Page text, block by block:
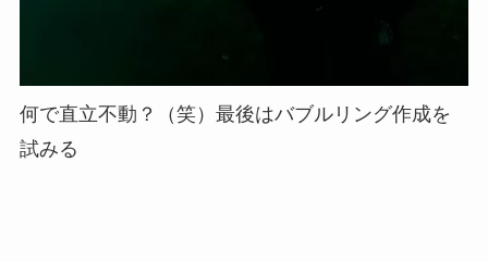
何で直立不動？（笑）最後はバブルリング作成を
試みる